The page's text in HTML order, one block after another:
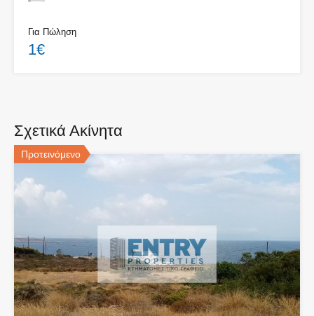
Για Πώληση
1€
Σχετικά Ακίνητα
Προτεινόμενο